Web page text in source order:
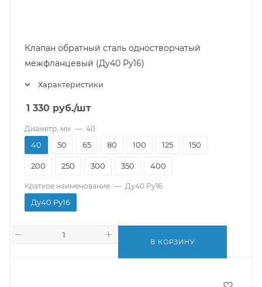
Клапан обратный сталь одностворчатый
межфланцевый (Ду40 Ру16)
Характеристики
1 330 руб./шт
Диаметр, мм — 40
40 50 65 80 100 125 150
200 250 300 350 400
Краткое наименование — Ду40 Ру16
Ду40 Ру16
В КОРЗИНУ